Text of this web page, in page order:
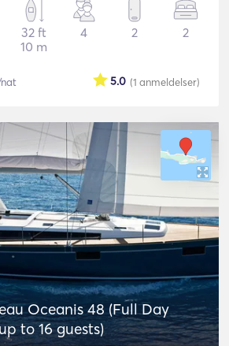
32 ft
10 m
4 2 2
(1 anmeldelser)
5.0
Oceanis 48 (Full Day
to 16 guests)